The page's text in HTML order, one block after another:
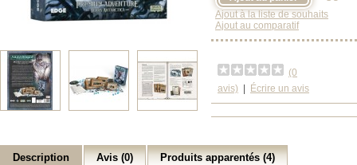
Ajout à la liste de souhaits
Ajout au comparatif
(0
avis)
Écrire un avis
Description Avis (0) Produits apparentés (4)